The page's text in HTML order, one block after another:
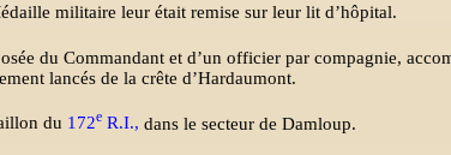
militaire leur était remise sur leur lit d’hôpital.
du Commandant et d’un officier par compagnie,
lancés de la crête d’Hardaumont.
du 172e R.I., dans le secteur de Damloup.